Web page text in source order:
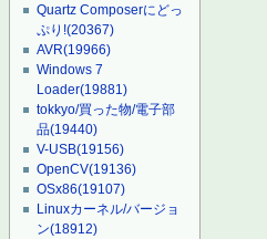
Quartz Composerにどっ
ぷり!(20367)
AVR(19966)
Windows 7
Loader(19881)
tokkyo/買った物/電子部
品(19440)
V-USB(19156)
OpenCV(19136)
OSx86(19107)
Linuxカーネル/バージョ
ン(18912)